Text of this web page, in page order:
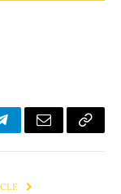
TelegramEmail Copy